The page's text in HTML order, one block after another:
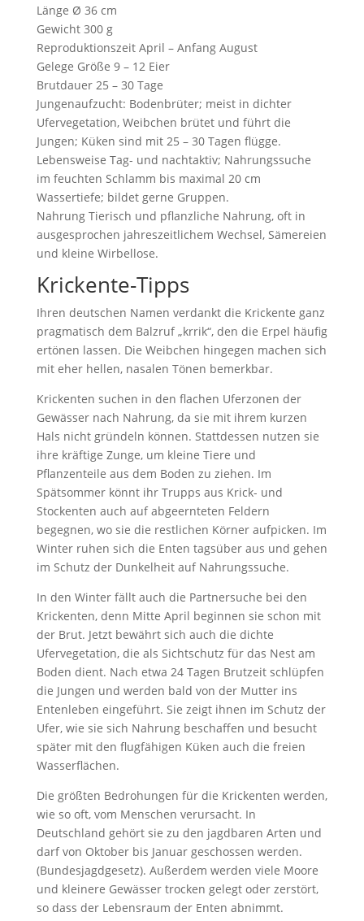
Länge Ø 36 cm
Gewicht 300 g
Reproduktionszeit April – Anfang August
Gelege Größe 9 – 12 Eier
Brutdauer 25 – 30 Tage
Jungenaufzucht: Bodenbrüter; meist in dichter
Ufervegetation, Weibchen brütet und führt die
Jungen; Küken sind mit 25 – 30 Tagen flügge.
Lebensweise Tag- und nachtaktiv; Nahrungssuche
im feuchten Schlamm bis maximal 20 cm
Wassertiefe; bildet gerne Gruppen.
Nahrung Tierisch und pflanzliche Nahrung, oft in
ausgesprochen jahreszeitlichem Wechsel, Sämereien
und kleine Wirbellose.
Krickente-Tipps
Ihren deutschen Namen verdankt die Krickente ganz
pragmatisch dem Balzruf „krrik“, den die Erpel häufig
ertönen lassen. Die Weibchen hingegen machen sich
mit eher hellen, nasalen Tönen bemerkbar.
Krickenten suchen in den flachen Uferzonen der
Gewässer nach Nahrung, da sie mit ihrem kurzen
Hals nicht gründeln können. Stattdessen nutzen sie
ihre kräftige Zunge, um kleine Tiere und
Pflanzenteile aus dem Boden zu ziehen. Im
Spätsommer könnt ihr Trupps aus Krick- und
Stockenten auch auf abgeernteten Feldern
begegnen, wo sie die restlichen Körner aufpicken. Im
Winter ruhen sich die Enten tagsüber aus und gehen
im Schutz der Dunkelheit auf Nahrungssuche.
In den Winter fällt auch die Partnersuche bei den
Krickenten, denn Mitte April beginnen sie schon mit
der Brut. Jetzt bewährt sich auch die dichte
Ufervegetation, die als Sichtschutz für das Nest am
Boden dient. Nach etwa 24 Tagen Brutzeit schlüpfen
die Jungen und werden bald von der Mutter ins
Entenleben eingeführt. Sie zeigt ihnen im Schutz der
Ufer, wie sie sich Nahrung beschaffen und besucht
später mit den flugfähigen Küken auch die freien
Wasserflächen.
Die größten Bedrohungen für die Krickenten werden,
wie so oft, vom Menschen verursacht. In
Deutschland gehört sie zu den jagdbaren Arten und
darf von Oktober bis Januar geschossen werden.
(Bundesjagdgesetz). Außerdem werden viele Moore
und kleinere Gewässer trocken gelegt oder zerstört,
so dass der Lebensraum der Enten abnimmt.